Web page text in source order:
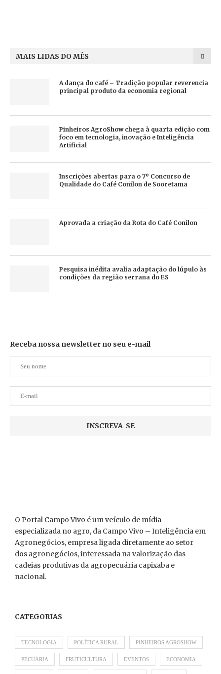
MAIS LIDAS DO MÊS
A dança do café – Tradição popular reverencia
principal produto da economia regional
Pinheiros AgroShow chega à quarta edição com
foco em tecnologia, inovação e Inteligência
Artificial
Inscrições abertas para o 7º Concurso de
Qualidade do Café Conilon de Sooretama
Aprovada a criação da Rota do Café Conilon
Pesquisa inédita avalia adaptação do lúpulo às
condições da região serrana do ES
Receba nossa newsletter no seu e-mail
O Portal Campo Vivo é um veículo de mídia
especializada no agro, da Campo Vivo – Inteligência em
Agronegócios, empresa ligada diretamente ao setor
dos agronegócios, interessada na valorização das
cadeias produtivas da agropecuária capixaba e
nacional.
CATEGORIAS
TECNOLOGIA POLÍTICA RURAL PINHEIROS AGROSHOW
PECUÁRIA FRUTICULTURA EVENTOS ECONOMIA